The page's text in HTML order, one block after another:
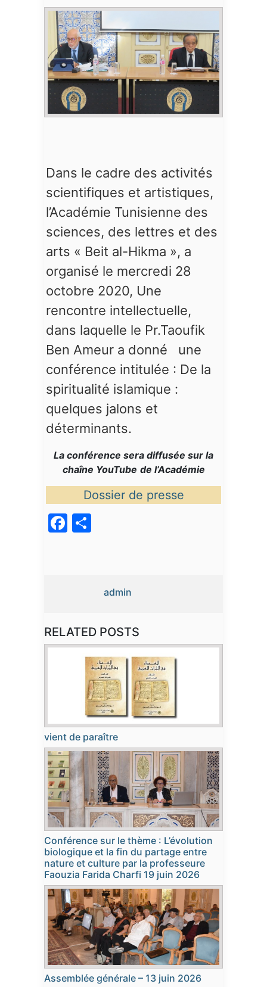
Dans le cadre des activités
scientifiques et artistiques,
l’Académie Tunisienne des
sciences, des lettres et des
arts « Beit al-Hikma », a
organisé le mercredi 28
octobre 2020, Une
rencontre intellectuelle,
dans laquelle le Pr.Taoufik
Ben Ameur a donné une
conférence intitulée : De la
spiritualité islamique :
quelques jalons et
déterminants.
La conférence sera diffusée sur la
chaîne YouTube de l’Académie
Dossier de presse
Facebook
admin
RELATED POSTS
vient de paraître
Conférence sur le thème : L’évolution
biologique et la fin du partage entre
nature et culture par la professeure
Faouzia Farida Charfi 19 juin 2026
Assemblée générale – 13 juin 2026